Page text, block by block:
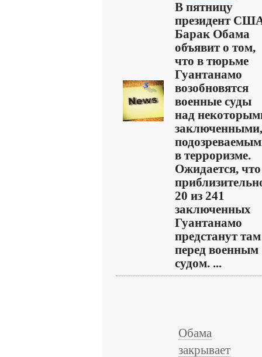
В пятницу
президент
Барак Обама
объявит о том,
что в тюрьме
Гуантанамо
возобновятся
военные суды
над
заключенными,
в терроризме.
Ожидается, что
20 из 241
заключенных
Гуантанамо
предстанут там
перед военным
судом. ...
Обама
закрывает